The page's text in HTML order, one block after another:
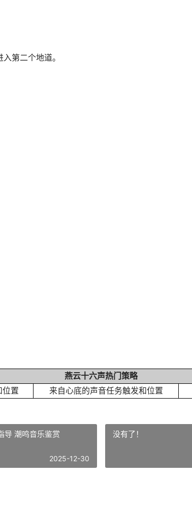
第二个地道。
燕云十六声热门策略
位置
来自心底的声音任务触发和位置
导 潮鸣音乐鉴赏
2025-12-30
没有了！